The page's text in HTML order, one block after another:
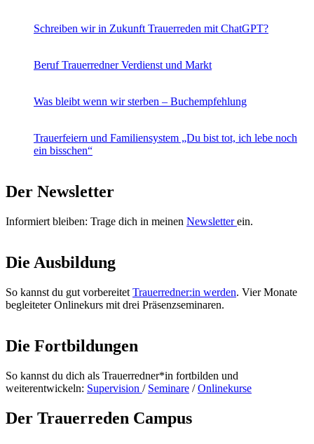
Schreiben wir in Zukunft Trauerreden mit ChatGPT?
Beruf Trauerredner Verdienst und Markt
Was bleibt wenn wir sterben – Buchempfehlung
Trauerfeiern und Familiensystem „Du bist tot, ich lebe noch
ein bisschen“
Der Newsletter
Informiert bleiben: Trage dich in meinen Newsletterein.
Die Ausbildung
So kannst du gut vorbereitet Trauerredner:in werden. Vier Monate
begleiteter Onlinekurs mit drei Präsenzseminaren.
Die Fortbildungen
So kannst du dich als Trauerredner*in fortbilden und
weiterentwickeln: Supervision / Seminare /Onlinekurse
Der Trauerreden Campus